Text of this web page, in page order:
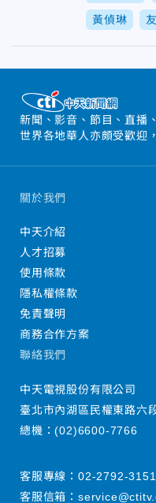
黃偵琳
新聞、影音、節目、直播
世界各地華人亦頗受歡迎
關於我們
中天介紹
人才招募
使用條款
隱私權條款
免責聲明
商務合作方案
聯絡我們
中天電視股份有限公司
臺北市內湖區民權東路六
總機：(02)6600-7766
客服專線： 02-2792-3151
客服信箱：